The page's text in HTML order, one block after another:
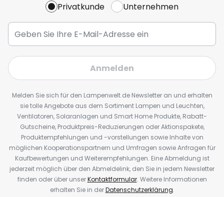
Privatkunde Unternehmen
Anmelden
Melden Sie sich für den Lampenwelt.de Newsletter an und erhalten
sie tolle Angebote aus dem Sortiment Lampen und Leuchten,
Ventilatoren, Solaranlagen und Smart Home Produkte, Rabatt-
Gutscheine, Produktpreis-Reduzierungen oder Aktionspakete,
Produktempfehlungen und -vorstellungen sowie Inhalte von
möglichen Kooperationspartnern und Umfragen sowie Anfragen für
Kaufbewertungen und Weiterempfehlungen. Eine Abmeldung ist
jederzeit möglich über den Abmeldelink, den Sie in jedem Newsletter
finden oder über unserKontaktformular. Weitere Informationen
erhalten Sie in derDatenschutzerklärung.